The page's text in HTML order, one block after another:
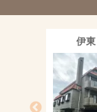
伊東